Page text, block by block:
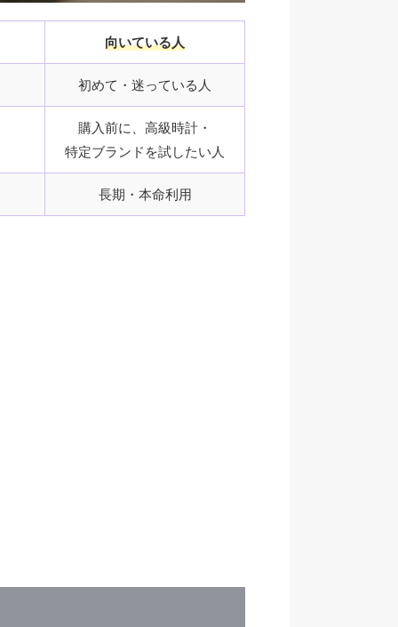
向いている人
初めて・迷っている人
購入前に、高級時計・
特定ブランドを試したい人
長期・本命利用